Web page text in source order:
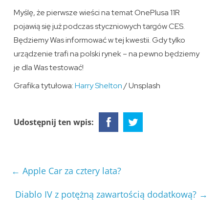
Myślę, że pierwsze wieści na temat OnePlusa 11R
pojawią się już podczas styczniowych targów CES.
Będziemy Was informować w tej kwestii. Gdy tylko
urządzenie trafi na polski rynek – na pewno będziemy
je dla Was testować!
Grafika tytułowa:Harry Shelton/ Unsplash
Udostępnij ten wpis:
← Apple Car za cztery lata?
Diablo IV z potężną zawartością dodatkową? →